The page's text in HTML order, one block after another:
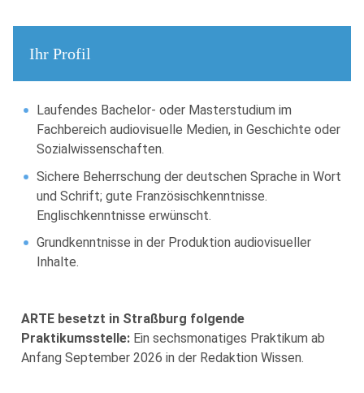
Ihr Profil
Laufendes Bachelor- oder Masterstudium im
Fachbereich audiovisuelle Medien, in Geschichte oder
Sozialwissenschaften.
Sichere Beherrschung der deutschen Sprache in Wort
und Schrift; gute Französischkenntnisse.
Englischkenntnisse erwünscht.
Grundkenntnisse in der Produktion audiovisueller
Inhalte.
ARTE besetzt in Straßburg folgende
Praktikumsstelle: Ein sechsmonatiges Praktikum ab
Anfang September 2026 in der Redaktion Wissen.